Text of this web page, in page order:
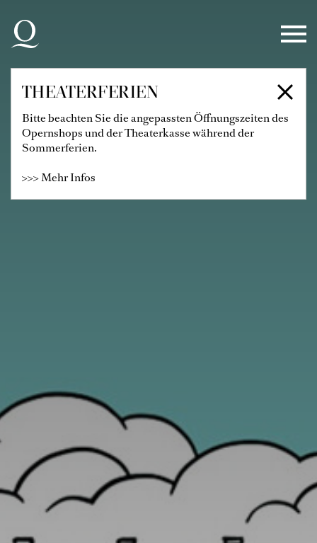
Zur Hauptnavigation springen
Zum Hauptinhalt springen
Zum Footer springen
THEATERFERIEN
Bitte beachten Sie die angepassten Öffnungszeiten des
Opernshops und der Theaterkasse während der
Sommerferien.
>>> Mehr Infos